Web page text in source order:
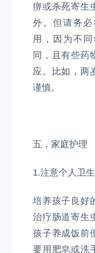
痹或杀死寄生
外。但请务
用，因为不
同，且有些药
应。比如，两
谨慎。
五，家庭护理
1.注意个人卫生
培养孩子良好
治疗肠道寄生
孩子养成饭前
要用肥皂或洗